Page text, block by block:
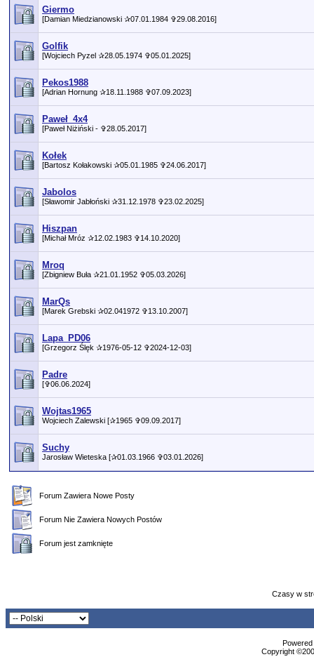
Giermo
[Damian Miedzianowski ✰07.01.1984 ✞29.08.2016]
Golfik
[Wojciech Pyzel ✰28.05.1974 ✞05.01.2025]
Pekos1988
[Adrian Hornung ✰18.11.1988 ✞07.09.2023]
Paweł_4x4
[Paweł Niżiński - ✞28.05.2017]
Kołek
[Bartosz Kołakowski ✰05.01.1985 ✞24.06.2017]
Jabolos
[Sławomir Jabłoński ✰31.12.1978 ✞23.02.2025]
Hiszpan
[Michał Mróz ✰12.02.1983 ✞14.10.2020]
Mroq
[Zbigniew Buła ✰21.01.1952 ✞05.03.2026]
MarQs
[Marek Grebski ✰02.041972 ✞13.10.2007]
Lapa_PD06
[Grzegorz Ślęk ✰1976-05-12 ✞2024-12-03]
Padre
[✞06.06.2024]
Wojtas1965
Wojciech Zalewski [✰1965 ✞09.09.2017]
Suchy
Jarosław Wieteska [✰01.03.1966 ✞03.01.2026]
Forum Zawiera Nowe Posty
Forum Nie Zawiera Nowych Postów
Forum jest zamknięte
Czasy w
Copyright